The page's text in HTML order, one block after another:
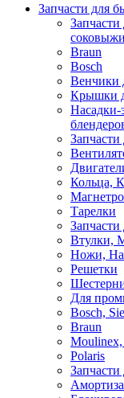
Запчасти для
Braun
Bosch
Венчики
Крышки
Кольца,
Тарелки
Запчасти
Втулки,
Ножи,
Решетки
Для
Bosch,
Braun
Moulinex,
Polaris